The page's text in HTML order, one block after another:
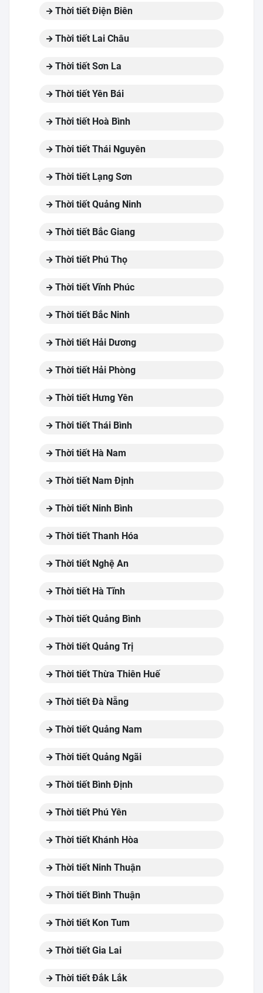
Thời tiết Điện Biên
Thời tiết Lai Châu
Thời tiết Sơn La
Thời tiết Yên Bái
Thời tiết Hoà Bình
Thời tiết Thái Nguyên
Thời tiết Lạng Sơn
Thời tiết Quảng Ninh
Thời tiết Bắc Giang
Thời tiết Phú Thọ
Thời tiết Vĩnh Phúc
Thời tiết Bắc Ninh
Thời tiết Hải Dương
Thời tiết Hải Phòng
Thời tiết Hưng Yên
Thời tiết Thái Bình
Thời tiết Hà Nam
Thời tiết Nam Định
Thời tiết Ninh Bình
Thời tiết Thanh Hóa
Thời tiết Nghệ An
Thời tiết Hà Tĩnh
Thời tiết Quảng Bình
Thời tiết Quảng Trị
Thời tiết Thừa Thiên Huế
Thời tiết Đà Nẵng
Thời tiết Quảng Nam
Thời tiết Quảng Ngãi
Thời tiết Bình Định
Thời tiết Phú Yên
Thời tiết Khánh Hòa
Thời tiết Ninh Thuận
Thời tiết Bình Thuận
Thời tiết Kon Tum
Thời tiết Gia Lai
Thời tiết Đắk Lắk